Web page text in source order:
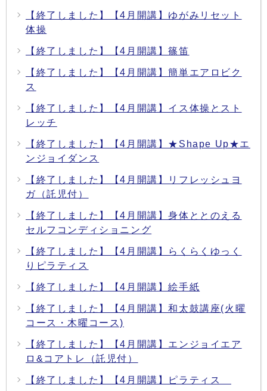
【終了しました】【4月開講】ゆがみリセット
体操
【終了しました】【4月開講】篠笛
【終了しました】【4月開講】簡単エアロビク
ス
【終了しました】【4月開講】イス体操とスト
レッチ
【終了しました】【4月開講】★Shape Up★エ
ンジョイダンス
【終了しました】【4月開講】リフレッシュヨ
ガ（託児付）
【終了しました】【4月開講】身体ととのえる
セルフコンディショニング
【終了しました】【4月開講】らくらくゆっく
りピラティス
【終了しました】【4月開講】絵手紙
【終了しました】【4月開講】和太鼓講座(火曜
コース・木曜コース)
【終了しました】【4月開講】エンジョイエア
ロ&コアトレ（託児付）
【終了しました】【4月開講】ピラティス